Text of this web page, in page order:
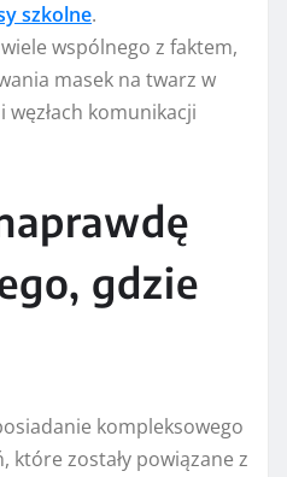
szkolne.
wspólnego z faktem,
masek na twarz w
komunikacji
gdzie
kompleksowego
które zostały powiązane z